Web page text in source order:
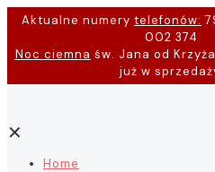
Aktualne numery telefonów:
002 374
Noc ciemna św. Jana od
już w
✕
Home